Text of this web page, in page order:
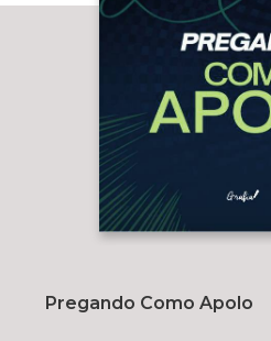
Pregando Como Apolo